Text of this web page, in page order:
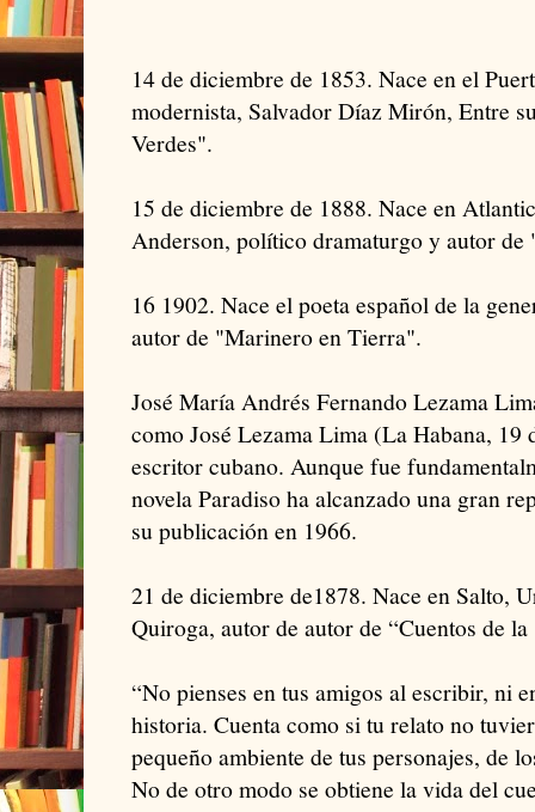
14 de diciembre de 1853. Nace en el
modernista, Salvador Díaz Mirón, Entre
Verdes".
15 de diciembre de 1888. Nace en
Anderson, político dramaturgo y autor de
16 1902. Nace el poeta español de la
autor de "Marinero en Tierra".
José María Andrés Fernando Lezama
como José Lezama Lima (La Habana,
escritor cubano. Aunque fue
novela Paradiso ha alcanzado una gran
su publicación en 1966.
21 de diciembre de1878. Nace en Salto,
Quiroga, autor de autor de “Cuentos de la
“No pienses en tus amigos al escribir, ni
historia. Cuenta como si tu relato no
pequeño ambiente de tus personajes, de
No de otro modo se obtiene la vida del